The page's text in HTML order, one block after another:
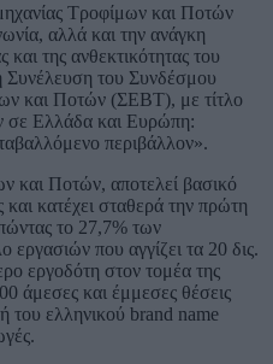
Τροφίμων και Ποτών
αλλά και την ανάγκη
και της ανθεκτικότητας του
Συνέλευση του Συνδέσμου
και Ποτών (ΣΕΒΤ), με τίτλο
σε Ελλάδα και Ευρώπη:
περιβάλλον».
και Ποτών, αποτελεί βασικό
κατέχει σταθερά την πρώτη
το 27,7% των
εργασιών που αγγίζει τα 20 δις.
εργοδότη στον τομέα της
άμεσες και έμμεσες θέσεις
του ελληνικού brand name